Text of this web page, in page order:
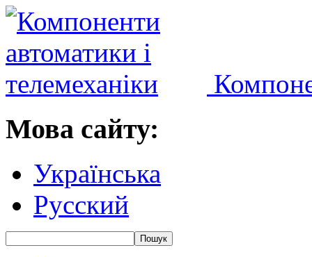
Мова сайту:
Українська
Русский